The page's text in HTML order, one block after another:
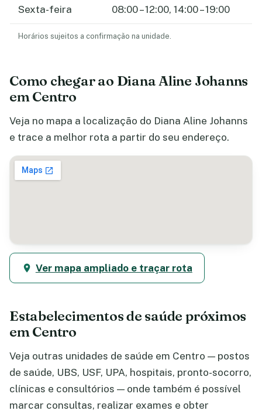
Sexta-feira 08:00 – 12:00, 14:00 – 19:00
Horários sujeitos a confirmação na unidade.
Como chegar ao Diana Aline Johanns
em Centro
Veja no mapa a localização do Diana Aline Johanns
e trace a melhor rota a partir do seu endereço.
Ver mapa ampliado e traçar rota
Estabelecimentos de saúde próximos
em Centro
Veja outras unidades de saúde em Centro — postos
de saúde, UBS, USF, UPA, hospitais, pronto-socorro,
clínicas e consultórios — onde também é possível
marcar consultas, realizar exames e obter